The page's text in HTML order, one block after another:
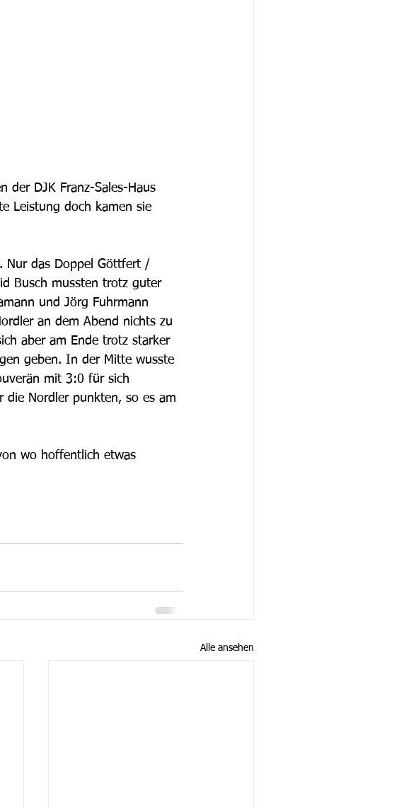
der DJK Franz-Sales-Haus
Leistung doch kamen sie
Nur das Doppel Göttfert /
Busch mussten trotz guter
und Jörg Fuhrmann
an dem Abend nichts zu
aber am Ende trotz starker
geben. In der Mitte wusste
mit 3:0 für sich
die Nordler punkten, so es am
wo hoffentlich etwas
Alle ansehen